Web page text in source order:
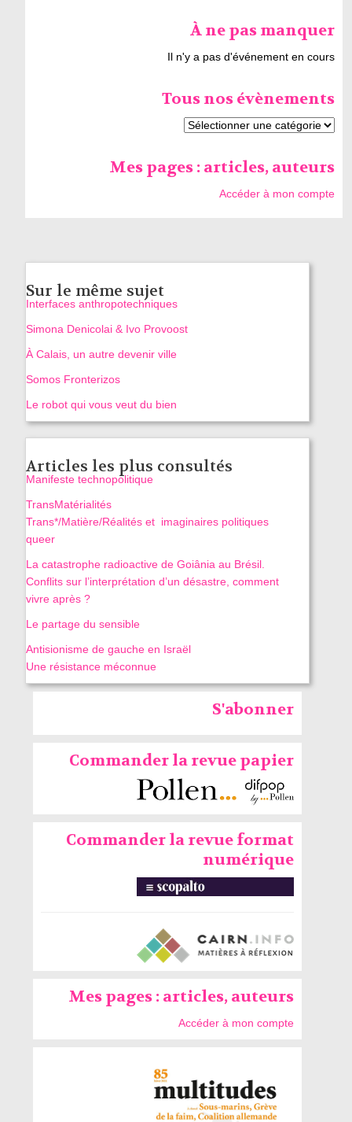
À ne pas manquer
Il n'y a pas d'événement en cours
Tous nos évènements
Mes pages : articles, auteurs
Accéder à mon compte
Sur le même sujet
Interfaces anthropotechniques
Simona Denicolai & Ivo Provoost
À Calais, un autre devenir ville
Somos Fronterizos
Le robot qui vous veut du bien
Articles les plus consultés
Manifeste technopolitique
TransMatérialités
Trans*/Matière/Réalités et imaginaires politiques
queer
La catastrophe radioactive de Goiânia au Brésil.
Conflits sur l’interprétation d’un désastre, comment
vivre après ?
Le partage du sensible
Antisionisme de gauche en Israël
Une résistance méconnue
S'abonner
Commander la revue papier
Commander la revue format
numérique
Mes pages : articles, auteurs
Accéder à mon compte